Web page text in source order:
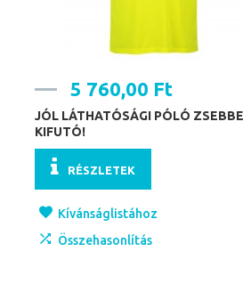
5 760,00 Ft
JÓL LÁTHATÓSÁGI PÓLÓ
KIFUTÓ!
RÉSZLETEK
Kívánságlistához
Összehasonlítás